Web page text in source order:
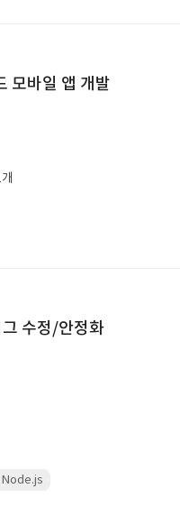
모바일 앱 개발
수정/안정화
Node.js